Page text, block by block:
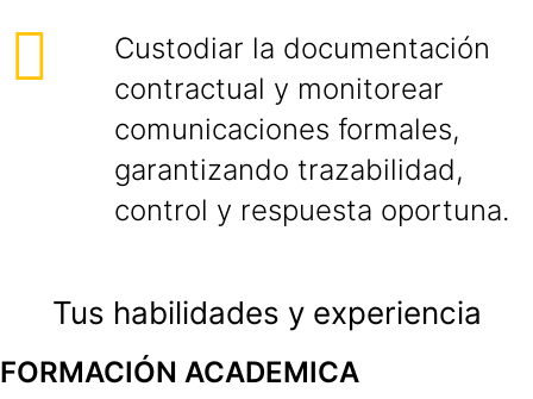
Custodiar la documentación
contractual y monitorear
comunicaciones formales,
garantizando trazabilidad,
control y respuesta oportuna.
Tus habilidades y experiencia
FORMACIÓN ACADEMICA